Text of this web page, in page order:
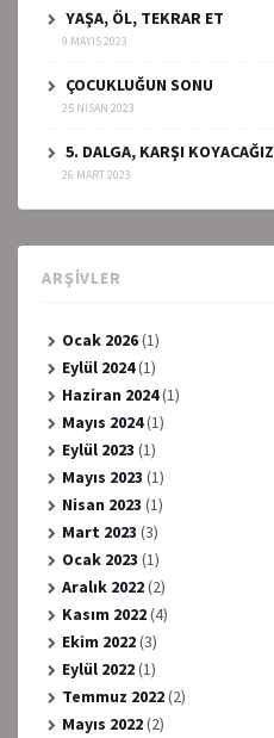
YAŞA, ÖL, TEKRAR ET
9 MAYIS 2023
ÇOCUKLUĞUN SONU
25 NISAN 2023
5. DALGA, KARŞI KOYACAĞIZ
26 MART 2023
ARŞIVLER
Ocak 2026(1)
Eylül 2024(1)
Haziran 2024(1)
Mayıs 2024(1)
Eylül 2023 (1)
Mayıs 2023 (1)
Nisan 2023 (1)
Mart 2023 (3)
Ocak 2023 (1)
Aralık 2022(2)
Kasım 2022(4)
Ekim 2022(3)
Eylül 2022(1)
Temmuz 2022(2)
Mayıs 2022(2)